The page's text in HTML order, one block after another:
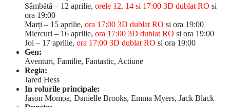
Sâmbătă – 12 aprilie, orele 12, 14 si 17:00 3D dublat RO si
ora 19:00
Marți – 15 aprilie, ora 17:00 3D dublat RO si ora 19:00
Miercuri – 16 aprilie, ora 17:00 3D dublat RO si ora 19:00
Joi – 17 aprilie, ora 17:00 3D dublat RO si ora 19:00
Gen:
Aventuri, Familie, Fantastic, Actiune
Regia:
Jared Hess
In rolurile principale:
Jason Momoa, Danielle Brooks, Emma Myers, Jack Black